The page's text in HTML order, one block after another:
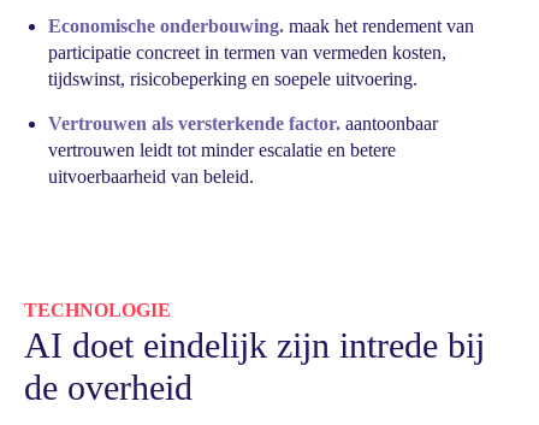
Economische onderbouwing. maak het rendement van
participatie concreet in termen van vermeden kosten,
tijdswinst, risicobeperking en soepele uitvoering.
Vertrouwen als versterkende factor. aantoonbaar
vertrouwen leidt tot minder escalatie en betere
uitvoerbaarheid van beleid.
TECHNOLOGIE
AI doet eindelijk zijn intrede bij
de overheid